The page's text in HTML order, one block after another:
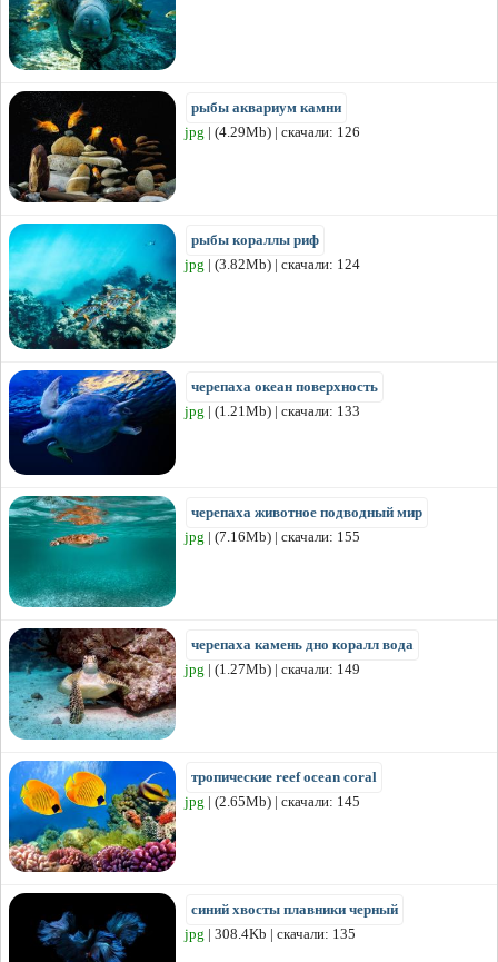
рыбы аквариум камни
jpg | (4.29Mb) | скачали: 126
рыбы кораллы риф
jpg | (3.82Mb) | скачали: 124
черепаха океан поверхность
jpg | (1.21Mb) | скачали: 133
черепаха животное подводный мир
jpg | (7.16Mb) | скачали: 155
черепаха камень дно коралл вода
jpg | (1.27Mb) | скачали: 149
тропические reef ocean coral
jpg | (2.65Mb) | скачали: 145
синий хвосты плавники черный
jpg | 308.4Kb | скачали: 135